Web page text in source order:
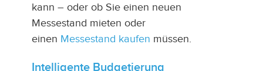
kann – oder ob Sie einen neuen
Messestand mieten oder
einen Messestand kaufen müssen.
Intelligente Budgetierung